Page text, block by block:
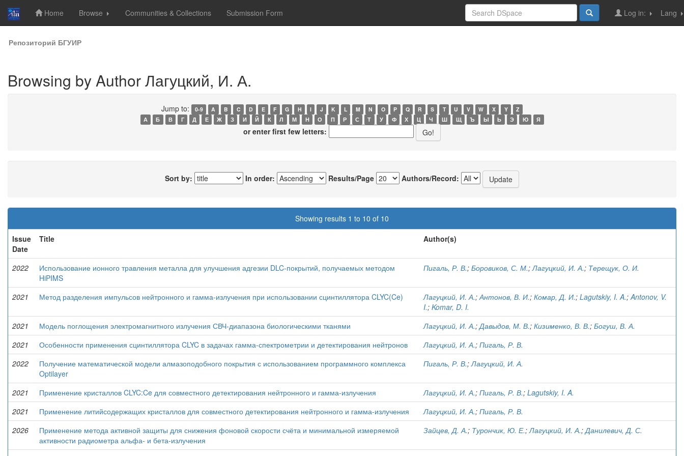
Skip
navigation
Home Browse Communities & Collections Submission Form Lang
Log in:
Репозиторий БГУИР
Browsing by Author Лагуцкий, И. А.
Jump to: 0-9 A B C D E F G H I J K L M N O P Q R S T U V W X Y
Z
А
Б В Г Д Е Ж З И Й К Л М Н О П Р С Т У Ф Х Ц Ч Ш Щ Ъ Ы Ь Э Ю Я
or enter first few letters:
Sort by: In order: Results/Page Authors/Record:
Showing results 1 to 10 of 10
Issue
Date
Title Author(s)
2022
Использование ионного травления металла для улучшения адгезии DLC-покрытий, получаемых методом
HiPIMS
Пигаль, Р. В.; Боровиков, С. М.;Лагуцкий, И. А.; Терещук, О. И.
2021 Метод разделения импульсов нейтронного и гамма-излучения при использовании сцинтиллятора CLYC(Ce) Лагуцкий, И. А.;Антонов, В. И.; Комар, Д. И.; Lagutskiy, I. A.;Antonov, V.
I.; Komar, D. I.
2021
Модель поглощения электромагнитного излучения СВЧ-диапазона биологическими тканями Лагуцкий, И. А.;Давыдов, М. В.; Кизименко, В. В.; Богуш, В. А.
2021
Особенности применения сцинтиллятора CLYC в задачах гамма-спектрометрии и детектирования нейтронов Лагуцкий, И. А.; Пигаль, Р. В.
2022
Получение математической модели алмазоподобного покрытия с использованием программного комплекса
Optilayer
Пигаль, Р. В.;Лагуцкий, И. А.
2021 Применение кристаллов CLYC:Ce для совместного детектирования нейтронного и гамма-излучения Лагуцкий, И. А.; Пигаль, Р. В.; Lagutskiy, I. A.
2021
Применение литийсодержащих кристаллов для совместного детектирования нейтронного и гамма-излучения Лагуцкий, И. А.; Пигаль, Р. В.
2026
Применение метода активной защиты для снижения фоновой скорости счёта и минимальной измеряемой
активности радиометра альфа- и бета-излучения
Зайцев, Д. А.; Турончик, Ю. Е.;Лагуцкий, И. А.;Данилевич, Д. С.